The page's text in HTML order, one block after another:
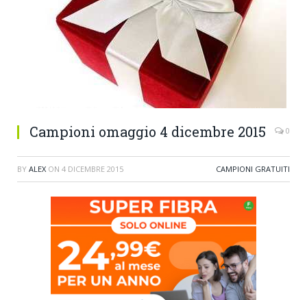
Campioni omaggio 4 dicembre 2015 0
BY ALEX ON 4 DICEMBRE 2015 CAMPIONI GRATUITI